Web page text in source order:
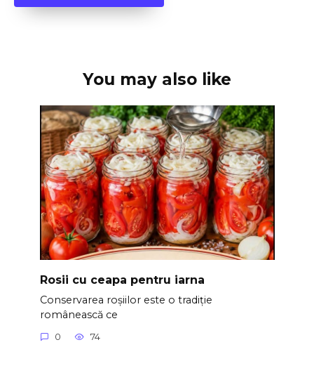
You may also like
Rosii cu ceapa pentru iarna
Conservarea roșiilor este o tradiție
românească ce
0 74